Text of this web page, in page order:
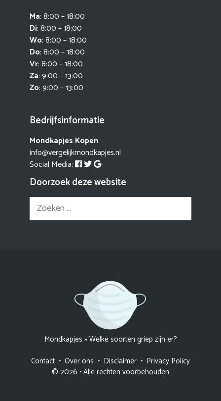
Ma: 8:00 – 18:00
Di: 8:00 – 18:00
Wo: 8:00 – 18:00
Do: 8:00 – 18:00
Vr: 8:00 – 18:00
Za: 9:00 – 13:00
Zo: 9:00 – 13:00
Bedrijfsinformatie
Mondkapjes Kopen
info@vergelijkmondkapjes.nl
Social Media:
Doorzoek deze website
Zoek
naar:
Mondkapjes »Welke soorten griep zijn er?
Contact • Over ons • Disclaimer • Privacy Policy
© 2026 • Alle rechten voorbehouden